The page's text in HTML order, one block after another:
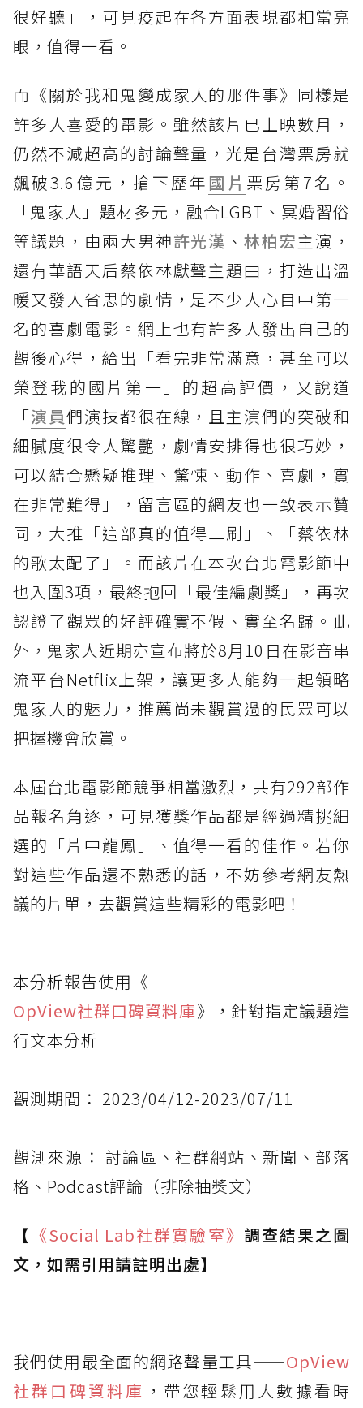
很好聽」，可見疫起在各方面表現都相當亮
眼，值得一看。
而《關於我和鬼變成家人的那件事》同樣是
許多人喜愛的電影。雖然該片已上映數月，
仍然不減超高的討論聲量，光是台灣票房就
飆破3.6億元，搶下歷年 國片 票房第7名。
「鬼家人」題材多元，融合LGBT、冥婚習俗
等議題，由兩大男神許光漢 、林柏宏主演，
還有華語天后蔡依林獻聲主題曲，打造出溫
暖又發人省思的劇情，是不少人心目中第一
名的喜劇電影。網上也有許多人發出自己的
觀後心得，給出「看完非常滿意，甚至可以
榮登我的國片第一」的超高評價，又說道
「演員們演技都很在線，且主演們的突破和
細膩度很令人驚艷，劇情安排得也很巧妙，
可以結合懸疑推理、驚悚、動作、喜劇，實
在非常難得」，留言區的網友也一致表示贊
同，大推「這部真的值得二刷」、「蔡依林
的歌太配了」。而該片在本次台北電影節中
也入圍3項，最終抱回「最佳編劇獎」，再次
認證了觀眾的好評確實不假、實至名歸。此
外，鬼家人近期亦宣布將於8月10日在影音串
流平台Netflix上架，讓更多人能夠一起領略
鬼家人的魅力，推薦尚未觀賞過的民眾可以
把握機會欣賞。
本屆台北電影節競爭相當激烈，共有292部作
品報名角逐，可見獲獎作品都是經過精挑細
選的「片中龍鳳」、值得一看的佳作。若你
對這些作品還不熟悉的話，不妨參考網友熱
議的片單，去觀賞這些精彩的電影吧！
本分析報告使用《
OpView社群口碑資料庫》，針對指定議題進
行文本分析
觀測期間： 2023/04/12-2023/07/11
觀測來源： 討論區、社群網站、新聞、部落
格、Podcast評論（排除抽獎文）
【 《Social Lab社群實驗室》 調查結果之圖
文，如需引用請註明出處】
我們使用最全面的網路聲量工具——OpView
社群口碑資料庫 ，帶您輕鬆用大數據看時